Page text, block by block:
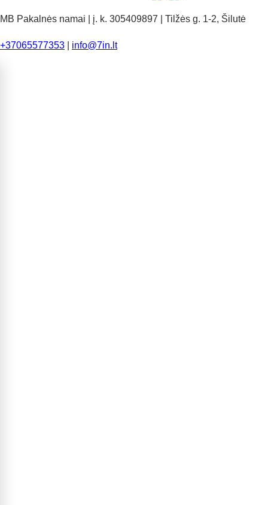
MB Pakalnės namai | į. k. 305409897 | Tilžės g. 1-2, Šilutė
+37065577353 info@7in.lt